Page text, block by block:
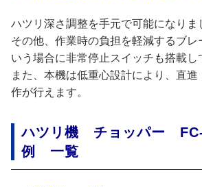
ハツリ深さ調整を手元で可能になりま
その他、作業時の負担を軽減するブレ
いう場合に非常停止スイッチも搭載し
また、本機は低重心設計により、直
作が行えます。
ハツリ機 チョッパー FC-
例 一覧